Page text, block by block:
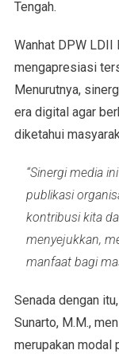
Tengah.
Wanhat DPW LDII
mengapresiasi
Menurutnya,
era digital agar
diketahui
“Sinergi media
publikasi
kontribusi kita
menyejukkan,
manfaat bagi
Senada dengan
Sunarto, M.M.,
merupakan modal